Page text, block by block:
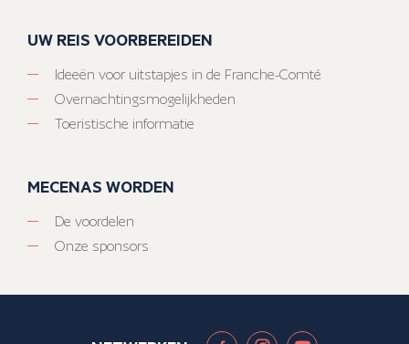
UW REIS VOORBEREIDEN
Ideeën voor uitstapjes in de Franche-Comté
Overnachtingsmogelijkheden
Toeristische informatie
MECENAS WORDEN
De voordelen
Onze sponsors